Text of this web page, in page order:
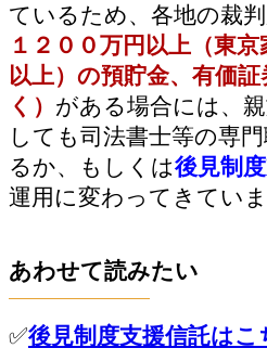
ているため、各地の裁
１２００万円以上（東
以上） の預貯金、有価
く） がある場合には、
しても司法書士等の専
るか、もしくは後見制
運用に変わってきていま
あわせて読みたい
✅後見制度支援信託はこ